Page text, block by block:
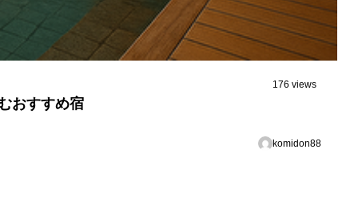
176 views
おすすめ宿
komidon88